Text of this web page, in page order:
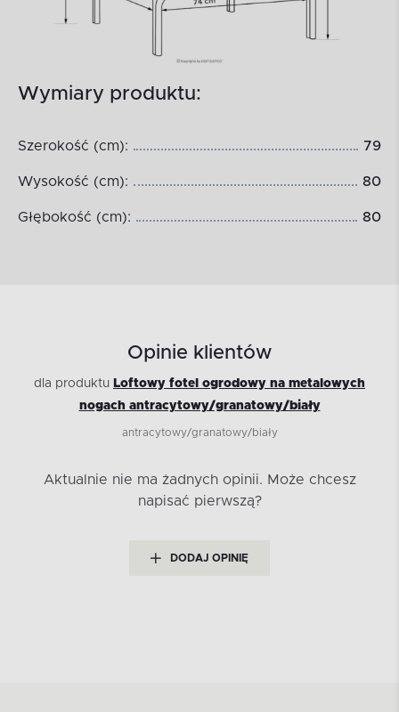
Wymiary produktu:
Szerokość (cm): 79
Wysokość (cm): 80
Głębokość (cm): 80
Opinie klientów
dla produktu Loftowy fotel ogrodowy na metalowych
nogach antracytowy/granatowy/biały
antracytowy/granatowy/biały
Aktualnie nie ma żadnych opinii. Może chcesz
napisać pierwszą?
DODAJ OPINIĘ